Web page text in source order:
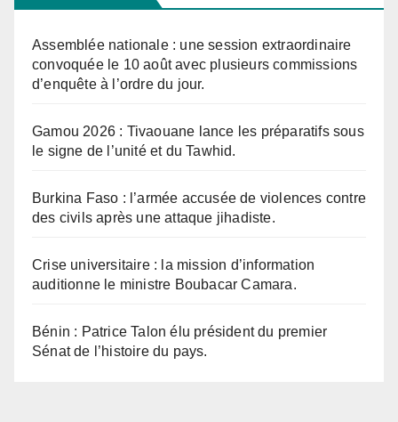
Assemblée nationale : une session extraordinaire
convoquée le 10 août avec plusieurs commissions
d’enquête à l’ordre du jour.
Gamou 2026 : Tivaouane lance les préparatifs sous
le signe de l’unité et du Tawhid.
Burkina Faso : l’armée accusée de violences contre
des civils après une attaque jihadiste.
Crise universitaire : la mission d’information
auditionne le ministre Boubacar Camara.
Bénin : Patrice Talon élu président du premier
Sénat de l’histoire du pays.